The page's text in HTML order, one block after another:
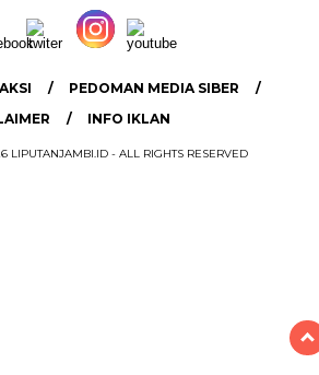
PEDOMAN MEDIA SIBER
INFO IKLAN
LIPUTANJAMBI.ID - ALL RIGHTS RESERVED